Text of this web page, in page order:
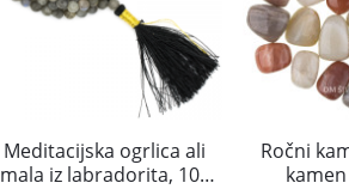
Meditacijska ogrlica ali
mala iz labradorita, 108
Ročni